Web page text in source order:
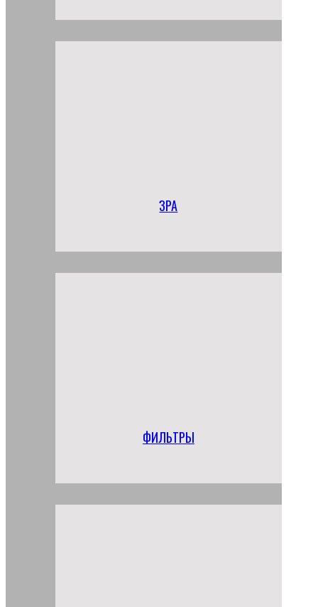
ЗРА
ФИЛЬТРЫ